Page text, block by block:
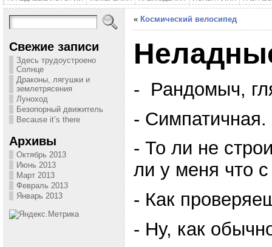
Свежие записи
Здесь трудоустроено
Солнце
Драконы, лягушки и
землетрясения
Луноход
Безопорный движитель
Because it’s there
Архивы
Октябрь 2013
Июнь 2013
Март 2013
Февраль 2013
Январь 2013
« Космический велосипед
- Рандомыч,
-
- То ли не
ли у меня что с
- Как
- Ну, как